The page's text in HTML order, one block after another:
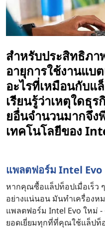
บ
แ
ล็
ป
ท็
ป
สําหรับประสิทธิภ
อายุการใช้งานแบ
อะไรที่เหมือนกับแ
เรียนรู้ว่าเหตุใดธุ
ยอื่นจํานวนมากจึง
เทคโนโลยีของ
แพลตฟอร์ม Intel Evo
หากคุณซื้อแล็ปท็อปเมื่อเร็ว
อย่างแน่นอน มันทําเครื่องห
แพลตฟอร์ม Intel Evo ให
ยอดเยี่ยมทุกที่ที่คุณใช้แล็ปท็